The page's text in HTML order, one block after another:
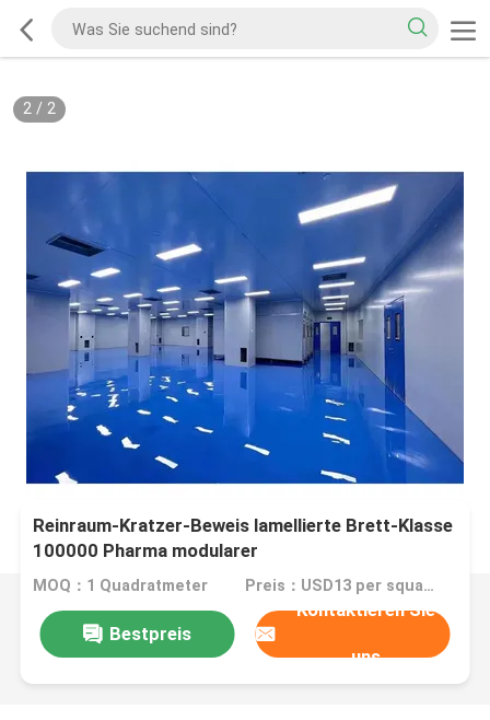
2/ 2
Reinraum-Kratzer-Beweis lamellierte Brett-Klasse
100000 Pharma modularer
MOQ：1 Quadratmeter Preis：USD13 per square meter
Bestpreis
Kontaktieren Sie
uns